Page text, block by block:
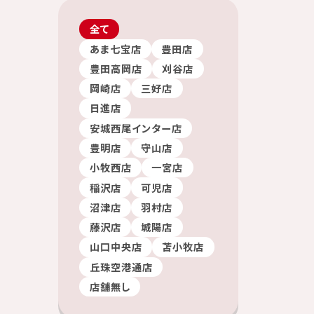
全て
あま七宝店
豊田店
豊田高岡店
刈谷店
岡崎店
三好店
日進店
安城西尾インター店
豊明店
守山店
小牧西店
一宮店
稲沢店
可児店
沼津店
羽村店
藤沢店
城陽店
山口中央店
苫小牧店
丘珠空港通店
店舗無し